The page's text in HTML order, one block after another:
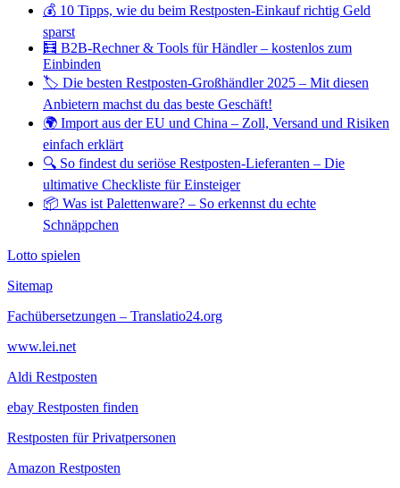
💰 10 Tipps, wie du beim Restposten-Einkauf richtig Geld
sparst
🧮 B2B-Rechner & Tools für Händler – kostenlos zum
Einbinden
🏷️ Die besten Restposten-Großhändler 2025 – Mit diesen
Anbietern machst du das beste Geschäft!
🌍 Import aus der EU und China – Zoll, Versand und Risiken
einfach erklärt
🔍 So findest du seriöse Restposten-Lieferanten – Die
ultimative Checkliste für Einsteiger
📦 Was ist Palettenware? – So erkennst du echte
Schnäppchen
Lotto spielen
Sitemap
Fachübersetzungen – Translatio24.org
www.lei.net
Aldi Restposten
ebay Restposten finden
Restposten für Privatpersonen
Amazon Restposten